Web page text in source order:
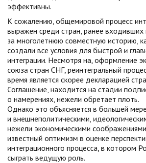
эффективны.
К сожалению, общемировой процесс
выражен среди стран, ранее
за многолетнюю совместную историю,
создали все условия для быстрой и
интеграции. Несмотря на, оформление
союза стран СНГ, реинтегральный
время является скорее декларацией
Соглашение, находится на стадии
о намерениях, нежели обретает плоть.
Однако это объясняется в большей
и внешнеполитическими,
нежели экономическими
известный оптимизм в оценке
интеграционного процесса, в котором
сыграть ведущую роль.